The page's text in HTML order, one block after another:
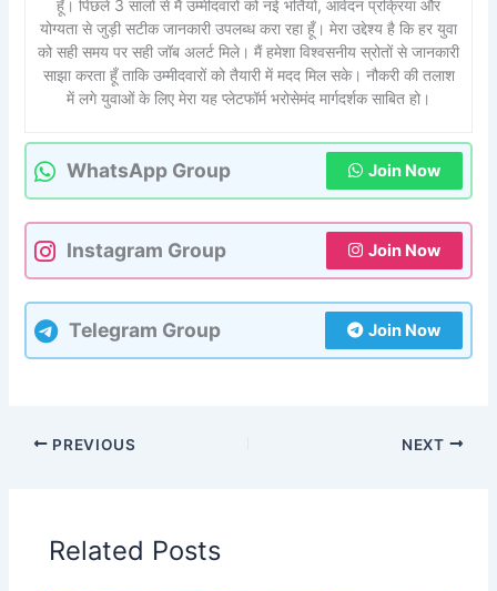
हूँ। पिछले 3 सालों से मैं उम्मीदवारों को नई भर्तियों, आवेदन प्रक्रिया और
योग्यता से जुड़ी सटीक जानकारी उपलब्ध करा रहा हूँ। मेरा उद्देश्य है कि हर युवा
को सही समय पर सही जॉब अलर्ट मिले। मैं हमेशा विश्वसनीय स्रोतों से जानकारी
साझा करता हूँ ताकि उम्मीदवारों को तैयारी में मदद मिल सके। नौकरी की तलाश
में लगे युवाओं के लिए मेरा यह प्लेटफॉर्म भरोसेमंद मार्गदर्शक साबित हो।
WhatsApp Group Join Now
Instagram Group Join Now
Telegram Group Join Now
PREVIOUS NEXT
Related Posts